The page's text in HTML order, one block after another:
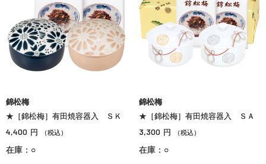
錦松梅
★［錦松梅］有田焼容器入 ＳＫ
4,400 円 （税込）
在庫：○
錦松梅
★［錦松梅］有田焼容器入 ＳＡ
3,300 円 （税込）
在庫：○